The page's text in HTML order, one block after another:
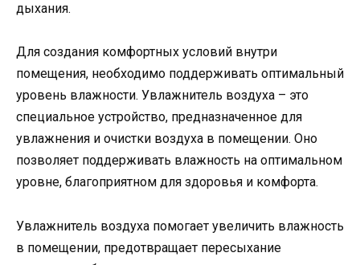
дыхания.
Для создания комфортных условий внутри
помещения, необходимо поддерживать оптимальный
уровень влажности. Увлажнитель воздуха – это
специальное устройство, предназначенное для
увлажнения и очистки воздуха в помещении. Оно
позволяет поддерживать влажность на оптимальном
уровне, благоприятном для здоровья и комфорта.
Увлажнитель воздуха помогает увеличить влажность
в помещении, предотвращает пересыхание